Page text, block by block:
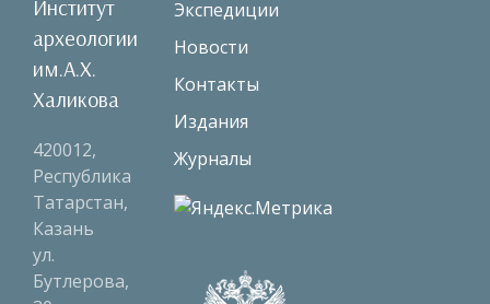
Институт
археологии
им.А.Х.
Халикова
420012,
Республика
Татарстан,
Казань
ул.
Бутлерова,
Экспедиции
Новости
Контакты
Издания
Журналы